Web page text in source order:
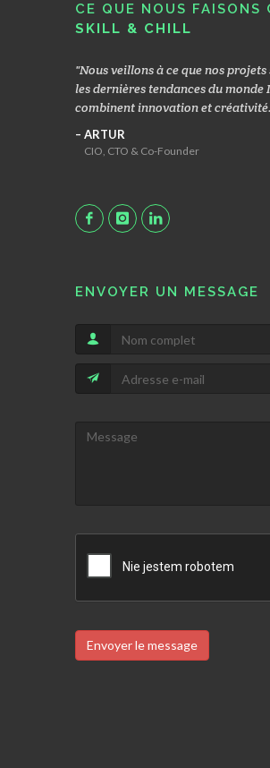
CE QUE NOUS FAISONS
SKILL & CHILL
Nous veillons à ce que nos
les dernières tendances du monde
combinent innovation et créativité.
ARTUR
CIO, CTO & Co-Founder
ENVOYER UN MESSAGE
Envoyer le message